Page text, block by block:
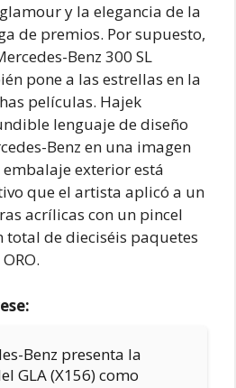
y la elegancia de la
de premios. Por supuesto,
Benz 300 SL
pone a las estrellas en la
películas. Hajek
lenguaje de diseño
Benz en una imagen
exterior está
que el artista aplicó a un
acrílicas con un pincel
total de dieciséis paquetes
Benz presenta la
GLA (X156) como